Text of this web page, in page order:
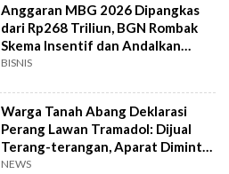
Anggaran MBG 2026 Dipangkas
dari Rp268 Triliun, BGN Rombak
Skema Insentif dan Andalkan
Bahan Pangan
BISNIS
Warga Tanah Abang Deklarasi
Perang Lawan Tramadol: Dijual
Terang-terangan, Aparat Diminta
Bertindak
NEWS